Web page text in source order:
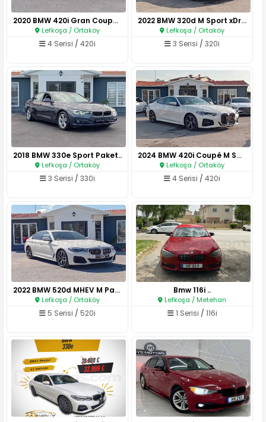
2020 BMW 420i Gran Coupé M Spo..
Lefkoşa / Ortaköy
4 Serisi / 420i
2022 BMW 320d M Sport xDrive..
Lefkoşa / Ortaköy
3 Serisi /320i
2018 BMW 330e Sport Paket..
Lefkoşa / Ortaköy
3 Serisi / 330i
2024 BMW 420i Coupé M Sport..
Lefkoşa / Ortaköy
4 Serisi /420i
2022 BMW 520d MHEV M Paket..
Lefkoşa / Ortaköy
5 Serisi / 520i
Bmw 116i ..
Lefkoşa / Metehan
1 Serisi / 116i